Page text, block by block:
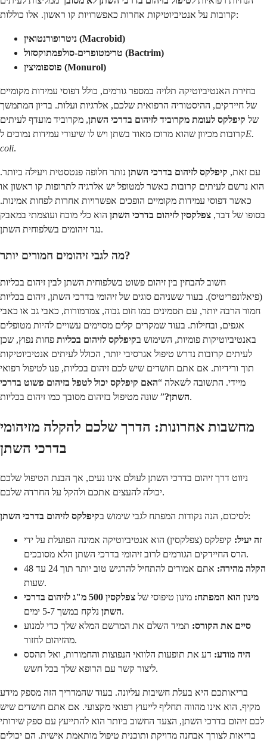
קרובות על אנטיביוטיקות אחרות כאפשרויות קו ראשון. אלו כוללות:
ניטרופורנטואין (Macrobid)
טרימטופרים-סולפמתוקסזול (Bactrim)
פוספומיצין (Monurol)
בחירת האנטיביוטיקה תלויה במספר גורמים, כולל דפוסי עמידות מקומיים
של חיידקים, ההיסטוריה הרפואית שלכם, אלרגיות ועלות. בדיון המתמשך
של קיפלקס לעומת מקרוביד לזיהום בדרכי השתן, מקרוביד מועדף לעיתים
קרובות מכיוון שהוא מרוכז מאוד בשתן ויש לו שיעורי עמידות נמוכים לE.
coli.
עם זאת, קיפלקס לזיהום בדרכי השתן נותר חלופה פנטסטית ויעילה ביותר.
הוא נרשם לעיתים קרובות כאשר למטופל יש אלרגיה לתרופות קו ראשון או
כאשר דפוסי עמידות מקומיים הופכים אפשרויות אחרות לפחות אמינות.
בסופו של דבר, צפלקסין לזיהום בדרכי השתן הוא כלי מוכח ועוצמתי במאבק
נגד זיהומים בשלפוחית השתן.
מה לגבי זיהומים חמורים יותר?
חשוב להבחין בין זיהום פשוט בשלפוחית השתן לבין זיהום בכליות
(פיאלונפריטיס). בעוד ששניהם סוגים של זיהומי בדרכי השתן, זיהום בכליות
חמור הרבה יותר, עם תסמינים כמו חום גבוה, צמרמורות, כאבי גב או כאבי
אגפים, ובחילות. בעוד שמקרים קלים מסוימים עשויים להיות מטופלים
באנטיביוטיקות פומיות, השימוש בקיפלקס לזיהום בכליות פחות נפוץ, שכן
לעיתים קרובות נדרש טיפול אגרסיבי יותר, הכולל לעיתים אנטיביוטיקות
תוך ורידיות. אם אתם חושדים שיש לכם זיהום בכליות, פנו לטיפול רפואי
מיידי. התשובה לשאלה “האם קיפלקס יכול לטפל בזיהום פשוט בדרכי
השתן?” שונה מטיפול בזיהום מסובך כמו זיהום בכליות.
מחשבות אחרונות: הדרך שלכם להקלה מזיהומי
בדרכי השתן
ניווט דרך זיהום בדרכי השתן לעולם אינו נעים, אך הבנת הטיפול שלכם
יכולה להעצים אתכם ולהקל על החרדה שלכם.
לסיכום, הנה נקודות המפתח לגבי שימוש בקיפלקס לזיהום בדרכי השתן :
זה יעיל: קיפלקס (צפלקסין) הוא אנטיביוטיקה אמינה הפועלת על ידי
הרס החיידקים הגורמים לרוב זיהומי בדרכי השתן הלא מסובכים.
הקלה מהירה:
אתם אמורים להתחיל להרגיש טוב יותר תוך 24 עד 48
שעות.
מינון הוא המפתח: מינון טיפוסי של
צפלקסין 500 מ"ג לזיהום בדרכי
השתןנלקח במשך 5-7 ימים.
סיים את הקורס: תמיד השלם את המרשם המלא שלך כדי למנוע
מהזיהום לחזור.
היה מודע: דע את תופעות הלוואי הנפוצות והחמורות, ואל תהסס
ליצור קשר עם הרופא שלך בכל חשש.
בריאותכם היא בעלת חשיבות עליונה. בעוד שהמדריך הזה מספק מידע
מקיף, הוא אינו מהווה תחליף לייעוץ רפואי מקצועי. אם אתם חושדים שיש
לכם זיהום בדרכי השתן, הצעד החשוב ביותר הוא להתייעץ עם ספק שירותי
בריאות לצורך אבחנה מדויקת ותוכנית טיפול מותאמת אישית. הם יכולים